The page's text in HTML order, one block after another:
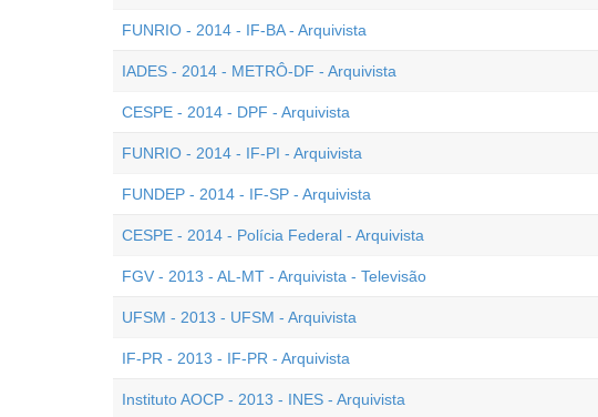
FUNRIO - 2014 - IF-BA - Arquivista
IADES - 2014 - METRÔ-DF - Arquivista
CESPE - 2014 - DPF - Arquivista
FUNRIO - 2014 - IF-PI - Arquivista
FUNDEP - 2014 - IF-SP - Arquivista
CESPE - 2014 - Polícia Federal - Arquivista
FGV - 2013 - AL-MT - Arquivista - Televisão
UFSM - 2013 - UFSM - Arquivista
IF-PR - 2013 - IF-PR - Arquivista
Instituto AOCP - 2013 - INES - Arquivista